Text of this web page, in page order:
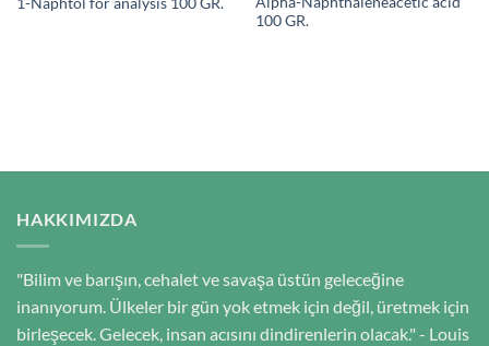
100 GR.
HAKKIMIZDA
"Bilim ve barışın, cehalet ve savaşa üstün geleceğine
inanıyorum. Ülkeler bir gün yok etmek için değil, üretmek için
birleşecek. Gelecek, insan acısını dindirenlerin olacak." - Louis